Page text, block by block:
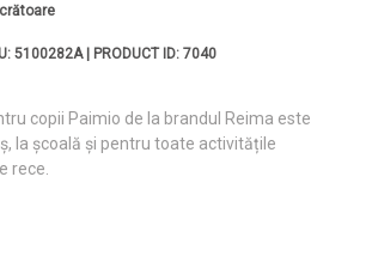
5100282A | PRODUCT ID: 7040
copii Paimio de la brandul Reima este
la școală și pentru toate activitățile
rece.